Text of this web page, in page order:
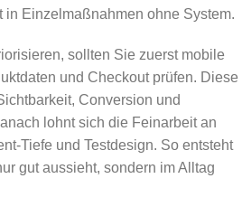
in Einzelmaßnahmen ohne System.
sollten Sie zuerst mobile
und Checkout prüfen. Diese
Conversion und
lohnt sich die Feinarbeit an
Tiefe und Testdesign. So entsteht
gut aussieht, sondern im Alltag